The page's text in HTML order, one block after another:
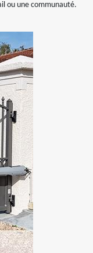
ou une communauté.